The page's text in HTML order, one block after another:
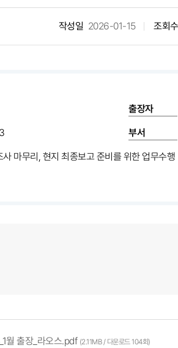
작성일 2026-01-15 조회수
출장자
부서
마무리, 현지 최종보고 준비를 위한 업무수행
월 출장_라오스.pdf (2.11MB / 다운로드 104회)